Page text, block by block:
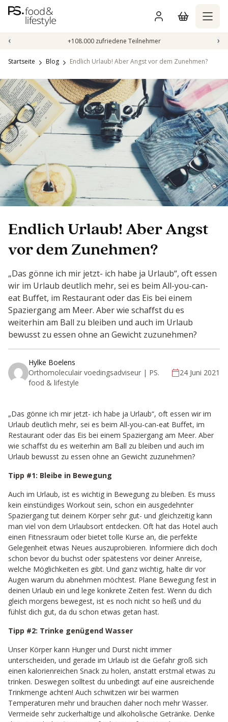
Zum
Inhalt
springen
‹ +108.000 zufriedene Teilnehmer ›
Startseite Blog Endlich Urlaub! Aber Angst vor dem Zunehmen?
Endlich Urlaub! Aber Angst
vor dem Zunehmen?
„Das gönne ich mir jetzt- ich habe ja Urlaub“, oft essen
wir im Urlaub deutlich mehr, sei es beim All-you-can-
eat Buffet, im Restaurant oder das Eis bei einem
Spaziergang am Meer. Aber wie schaffst du es
weiterhin am Ball zu bleiben und auch im Urlaub
bewusst zu essen ohne an Gewicht zuzunehmen?
Hylke Boelens
Orthomoleculair voedingsadviseur | PS.
food & lifestyle
24 Juni 2021
„Das gönne ich mir jetzt- ich habe ja Urlaub“, oft essen wir im
Urlaub deutlich mehr, sei es beim All-you-can-eat Buffet, im
Restaurant oder das Eis bei einem Spaziergang am Meer. Aber
wie schaffst du es weiterhin am Ball zu bleiben und auch im
Urlaub bewusst zu essen ohne an Gewicht zuzunehmen?
Tipp #1: Bleibe in Bewegung
Auch im Urlaub, ist es wichtig in Bewegung zu bleiben. Es muss
kein einstündiges Workout sein, schon ein ausgedehnter
Spaziergang tut deinem Körper sehr gut- und gleichzeitig kann
man viel von dem Urlaubsort entdecken. Oft hat das Hotel auch
einen Fitnessraum oder bietet tolle Kurse an, die perfekte
Gelegenheit etwas Neues auszuprobieren. Informiere dich doch
schon bevor du buchst oder spätestens vor deiner Anreise,
welche Möglichkeiten es gibt. Und ganz wichtig, halte dir vor
Augen warum du abnehmen möchtest. Plane Bewegung fest in
deinen Urlaub ein und lege konkrete Zeiten fest. Wenn du dich
gleich morgens bewegest, ist es noch nicht so heiß und du
fühlst dich gut, da du schon etwas getan hast.
Tipp #2: Trinke genügend Wasser
Unser Körper kann Hunger und Durst nicht immer
unterscheiden, und gerade im Urlaub ist die Gefahr groß sich
einen kalorienreichen Snack zu holen, anstatt erstmal etwas zu
trinken. Deswegen solltest du unbedingt auf eine ausreichende
Trinkmenge achten! Auch schwitzen wir bei warmen
Temperaturen mehr und brauchen daher noch mehr Wasser.
Vermeide sehr zuckerhaltige und alkoholische Getränke. Denke